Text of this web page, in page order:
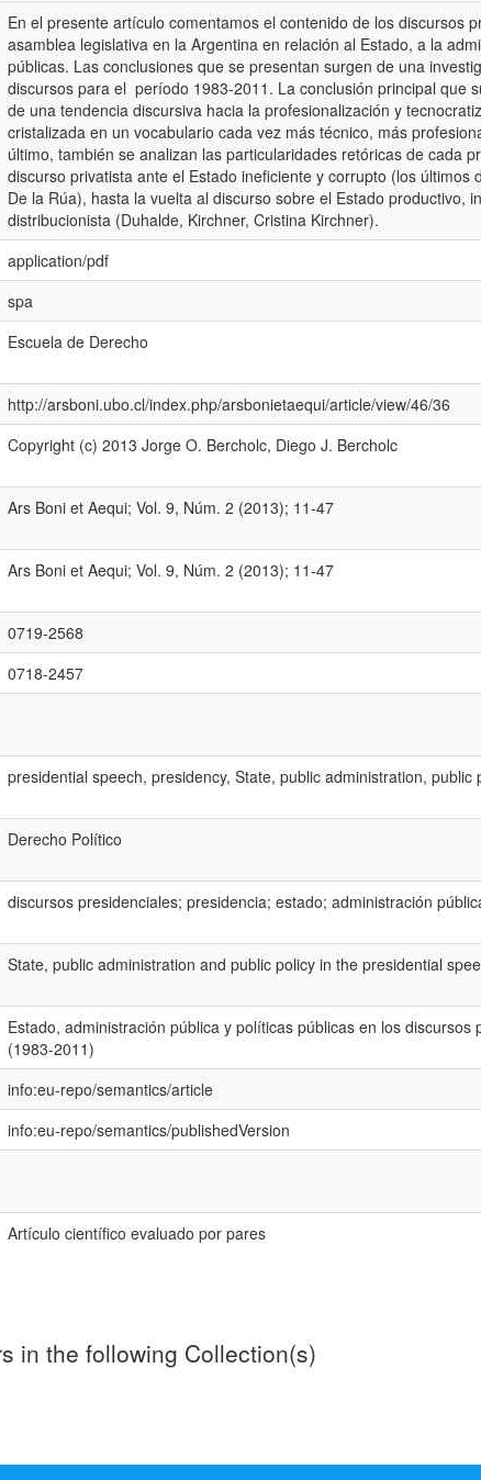
En el presente artículo comentamos el contenido de los discursos
asamblea legislativa en la Argentina en relación al Estado, a la
públicas. Las conclusiones que se presentan surgen de una
discursos para el período 1983-2011. La conclusión principal que
de una tendencia discursiva hacia la profesionalización y
cristalizada en un vocabulario cada vez más técnico, más
último, también se analizan las particularidades retóricas de cada
discurso privatista ante el Estado ineficiente y corrupto (los últimos
De la Rúa), hasta la vuelta al discurso sobre el Estado productivo,
distribucionista (Duhalde, Kirchner, Cristina Kirchner).
application/pdf
spa
Escuela de Derecho
http://arsboni.ubo.cl/index.php/arsbonietaequi/article/view/46/36
Copyright (c) 2013 Jorge O. Bercholc, Diego J. Bercholc
Ars Boni et Aequi; Vol. 9, Núm. 2 (2013); 11-47
Ars Boni et Aequi; Vol. 9, Núm. 2 (2013); 11-47
0719-2568
0718-2457
presidential speech, presidency, State, public administration, public
Derecho Político
discursos presidenciales; presidencia; estado; administración
State, public administration and public policy in the presidential
Estado, administración pública y políticas públicas en los discursos
(1983-2011)
info:eu-repo/semantics/article
info:eu-repo/semantics/publishedVersion
Artículo científico evaluado por pares
in the following Collection(s)